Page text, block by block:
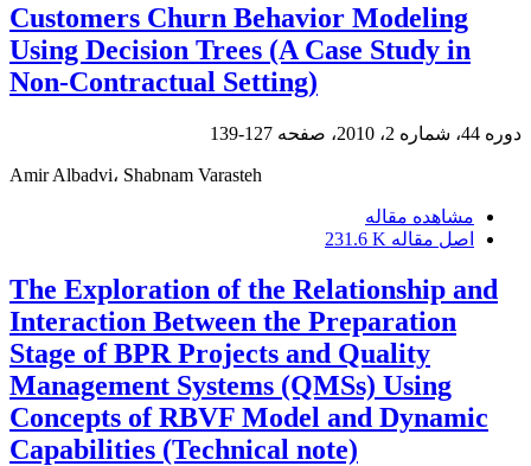
Customers Churn Behavior Modeling
Using Decision Trees (A Case Study in
Non-Contractual Setting)
دوره 44، شماره 2، 2010، صفحه 127-139
Amir Albadvi، Shabnam Varasteh
مشاهده مقاله
اصل مقاله 231.6 K
The Exploration of the Relationship and
Interaction Between the Preparation
Stage of BPR Projects and Quality
Management Systems (QMSs) Using
Concepts of RBVF Model and Dynamic
Capabilities (Technical note)